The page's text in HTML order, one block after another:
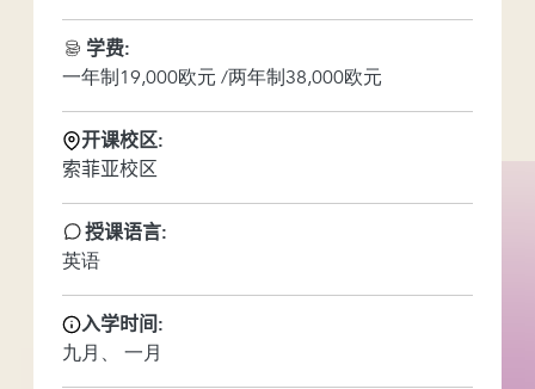
学费:
一年制19,000欧元 /两年制38,000欧元
开课校区:
索菲亚校区
授课语言:
英语
入学时间:
九月
一月